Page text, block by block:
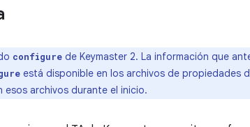
configure de Keymaster 2. La información que
está disponible en los archivos de propiedades
archivos durante el inicio.